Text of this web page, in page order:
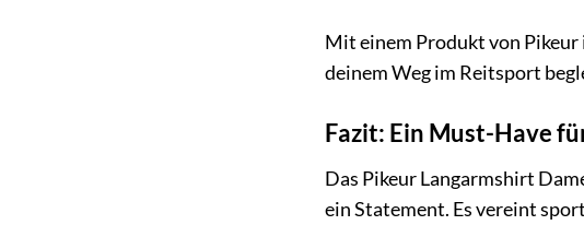
Mit einem Produkt von
deinem Weg im Reitsport
Fazit: Ein Must-Have
Das Pikeur Langarmshirt
ein Statement. Es vereint